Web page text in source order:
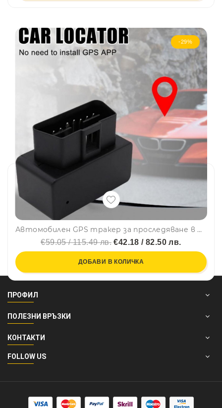
-29%
Автомобилен GPS тракер за проследяване в реално време 2G - CY01
€59.05 / 115.49 лв. €42.18 / 82.50 лв.
ДОБАВИ В КОЛИЧКА
ПРОФИЛ
ПОЛЕЗНИ ВРЪЗКИ
КОНТАКТИ
FOLLOW US